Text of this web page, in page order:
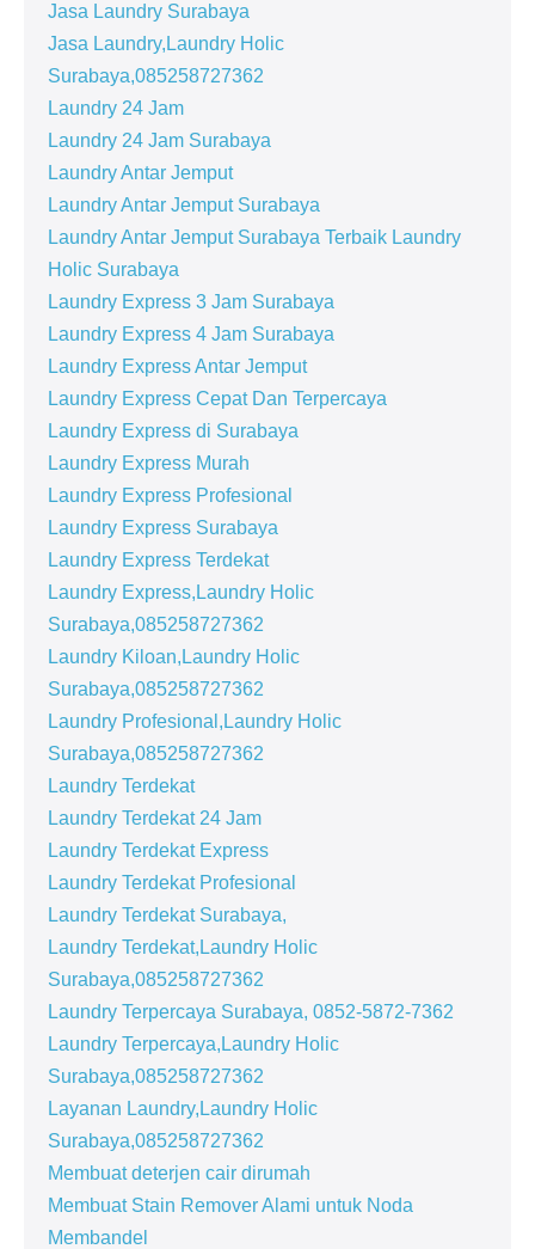
Jasa Laundry Surabaya
Jasa Laundry,Laundry Holic
Surabaya,085258727362
Laundry 24 Jam
Laundry 24 Jam Surabaya
Laundry Antar Jemput
Laundry Antar Jemput Surabaya
Laundry Antar Jemput Surabaya Terbaik Laundry
Holic Surabaya
Laundry Express 3 Jam Surabaya
Laundry Express 4 Jam Surabaya
Laundry Express Antar Jemput
Laundry Express Cepat Dan Terpercaya
Laundry Express di Surabaya
Laundry Express Murah
Laundry Express Profesional
Laundry Express Surabaya
Laundry Express Terdekat
Laundry Express,Laundry Holic
Surabaya,085258727362
Laundry Kiloan,Laundry Holic
Surabaya,085258727362
Laundry Profesional,Laundry Holic
Surabaya,085258727362
Laundry Terdekat
Laundry Terdekat 24 Jam
Laundry Terdekat Express
Laundry Terdekat Profesional
Laundry Terdekat Surabaya,
Laundry Terdekat,Laundry Holic
Surabaya,085258727362
Laundry Terpercaya Surabaya, 0852-5872-7362
Laundry Terpercaya,Laundry Holic
Surabaya,085258727362
Layanan Laundry,Laundry Holic
Surabaya,085258727362
Membuat deterjen cair dirumah
Membuat Stain Remover Alami untuk Noda
Membandel